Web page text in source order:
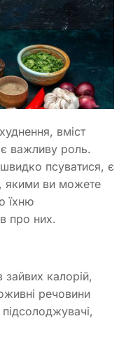
вміст
важливу роль.
псуватися, є
якими ви можете
їхню
про них.
калорій,
речовини